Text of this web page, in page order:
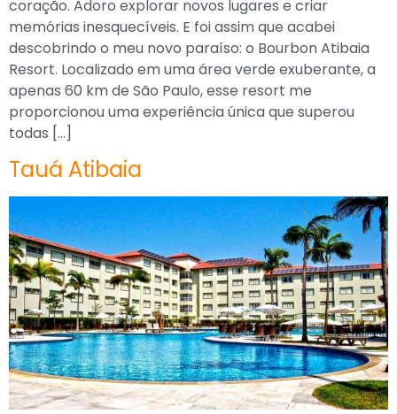
coração. Adoro explorar novos lugares e criar
memórias inesquecíveis. E foi assim que acabei
descobrindo o meu novo paraíso: o Bourbon Atibaia
Resort. Localizado em uma área verde exuberante, a
apenas 60 km de São Paulo, esse resort me
proporcionou uma experiência única que superou
todas […]
Tauá Atibaia